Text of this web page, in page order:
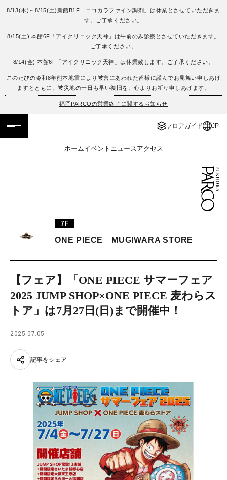
8/13(木)～8/15(土)新館B1F「ココカラファイン調剤」は休業とさせていただきま
す。ご了承ください。
8/15(土) 本館6F「アイクリニック天神」は午前のみ診療とさせていただきます。
ご了承ください。
8/14(金) 本館6F「アイクリニック天神」は休業致します。ご了承ください。
このたびの令和8年熊本地震により被害にあわれた皆様に謹んでお見舞い申しあげ
ますとともに、被災地の一日も早い復旧を、心よりお祈り申しあげます。
福岡PARCOの営業終了に関するお知らせ
フロアガイド JP
ホームイベント ニュース アクセス
フロアガイド
施設案内・アクセス
イベント・ポップアップ
レストラン・カフェ
ENGLISH
繁体字
簡体字
ภาษาไทย
7F
ONE PIECE MUGIWARA STORE
【フェア】「ONE PIECE サマーフェア
2025 JUMP SHOP×ONE PIECE 麦わらス
トア」は7月27日(日)まで開催中！
2025.07.05
記事をシェア